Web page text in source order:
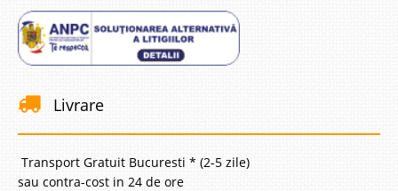
Livrare
Transport Gratuit Bucuresti * (2-5 zile)
sau contra-cost in 24 de ore